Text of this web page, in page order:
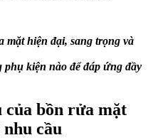
mặt hiện đại, sang trọng và
kiện nào để đáp ứng đầy
bồn rửa mặt
cầu